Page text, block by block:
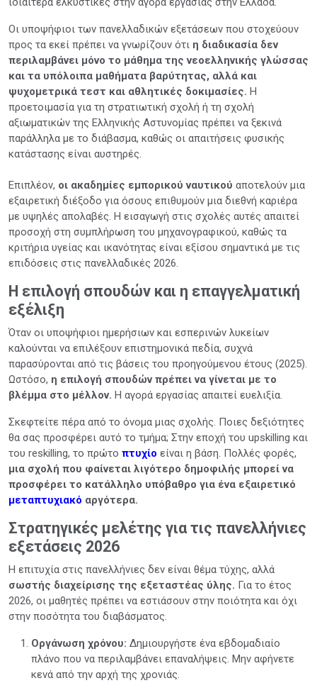
Οι υποψήφιοι των πανελλαδικών εξετάσεων που στοχεύουν
προς τα εκεί πρέπει να γνωρίζουν ότι η διαδικασία δεν
περιλαμβάνει μόνο το μάθημα της νεοελληνικής γλώσσας
και τα υπόλοιπα μαθήματα βαρύτητας, αλλά και
ψυχομετρικά τεστ και αθλητικές δοκιμασίες. Η
προετοιμασία για τη στρατιωτική σχολή ή τη σχολή
αξιωματικών της Ελληνικής Αστυνομίας πρέπει να ξεκινά
παράλληλα με το διάβασμα, καθώς οι απαιτήσεις φυσικής
κατάστασης είναι αυστηρές.
Επιπλέον, οι ακαδημίες εμπορικού ναυτικού αποτελούν μια
εξαιρετική διέξοδο για όσους επιθυμούν μια διεθνή καριέρα
με υψηλές απολαβές. Η εισαγωγή στις σχολές αυτές απαιτεί
προσοχή στη συμπλήρωση του μηχανογραφικού, καθώς τα
κριτήρια υγείας και ικανότητας είναι εξίσου σημαντικά με τις
επιδόσεις στις πανελλαδικές 2026.
Η επιλογή σπουδών και η επαγγελματική
εξέλιξη
Όταν οι υποψήφιοι ημερήσιων και εσπερινών λυκείων
καλούνται να επιλέξουν επιστημονικά πεδία, συχνά
παρασύρονται από τις βάσεις του προηγούμενου έτους (2025).
Ωστόσο, η επιλογή σπουδών πρέπει να γίνεται με το
βλέμμα στο μέλλον. Η αγορά εργασίας απαιτεί ευελιξία.
Σκεφτείτε πέρα από το όνομα μιας σχολής. Ποιες δεξιότητες
θα σας προσφέρει αυτό το τμήμα; Στην εποχή του upskilling και
του reskilling, το πρώτο πτυχίο είναι η βάση. Πολλές φορές,
μια σχολή που φαίνεται λιγότερο δημοφιλής μπορεί να
προσφέρει το κατάλληλο υπόβαθρο για ένα εξαιρετικό
μεταπτυχιακό αργότερα.
Στρατηγικές μελέτης για τις πανελλήνιες
εξετάσεις 2026
Η επιτυχία στις πανελλήνιες δεν είναι θέμα τύχης, αλλά
σωστής διαχείρισης της εξεταστέας ύλης. Για το έτος
2026, οι μαθητές πρέπει να εστιάσουν στην ποιότητα και όχι
στην ποσότητα του διαβάσματος.
Οργάνωση χρόνου: Δημιουργήστε ένα εβδομαδιαίο
πλάνο που να περιλαμβάνει επαναλήψεις. Μην αφήνετε
κενά από την αρχή της χρονιάς.